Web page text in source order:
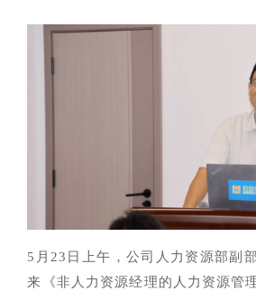
5月23日上午，公司人力资源部副
来《非人力资源经理的人力资源管